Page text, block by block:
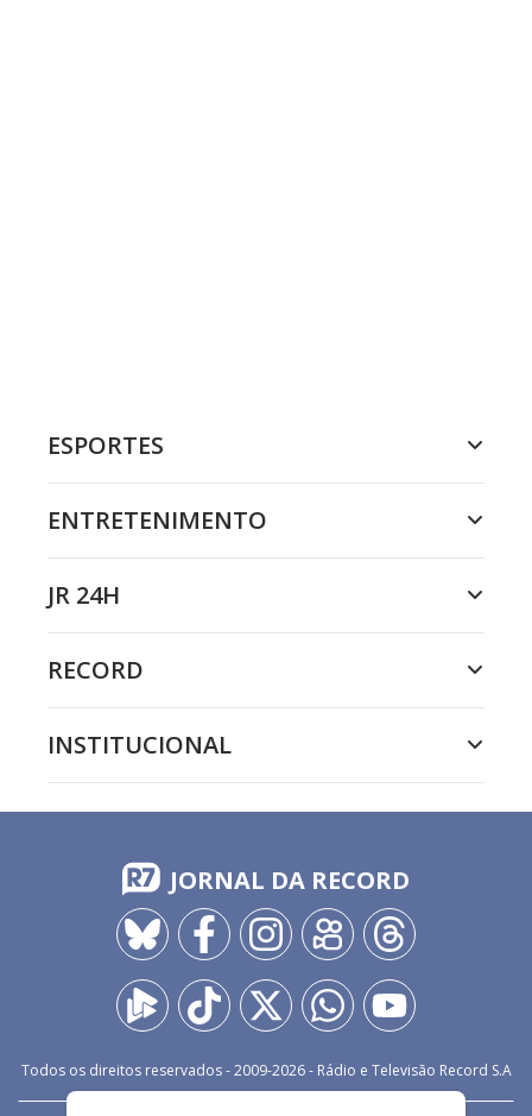
ESPORTES
ENTRETENIMENTO
JR 24H
RECORD
INSTITUCIONAL
JORNAL DA RECORD
Todos os direitos reservados - 2009-2026- Rádio e Televisão Record S.A